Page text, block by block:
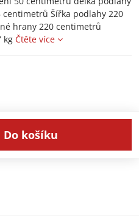
Šířka podlahy 220
hrany 220 centimetrů
kg Čtěte více
Do košíku